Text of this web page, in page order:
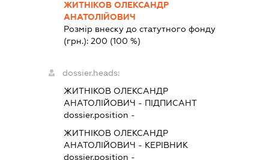
ЖИТНІКОВ ОЛЕКСАНДР
АНАТОЛІЙОВИЧ
Розмір внеску до статутного фонду
(грн.):200 (100 %)
dossier.heads:
ЖИТНІКОВ ОЛЕКСАНДР
АНАТОЛІЙОВИЧ - ПІДПИСАНТ
dossier.position -
ЖИТНІКОВ ОЛЕКСАНДР
АНАТОЛІЙОВИЧ - КЕРІВНИК
dossier.position -